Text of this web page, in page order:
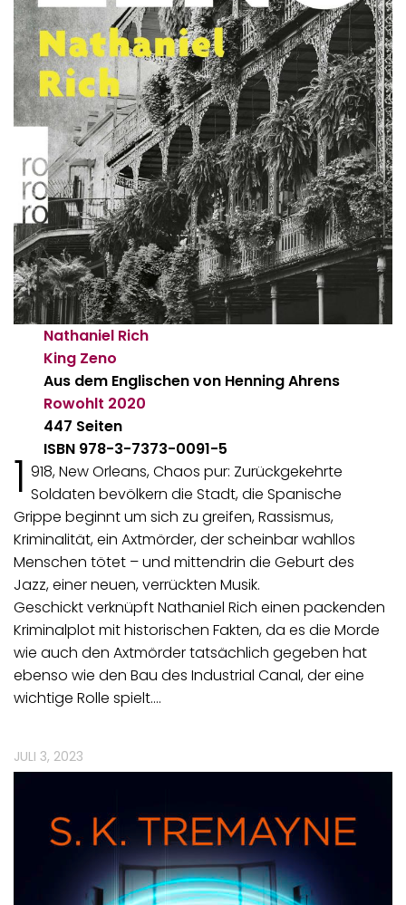
Nathaniel Rich
King Zeno
Aus dem Englischen von Henning Ahrens
Rowohlt 2020
447 Seiten
ISBN 978-3-7373-0091-5
1 918, New Orleans, Chaos pur: Zurückgekehrte
Soldaten bevölkern die Stadt, die Spanische
Grippe beginnt um sich zu greifen, Rassismus,
Kriminalität, ein Axtmörder, der scheinbar wahllos
Menschen tötet – und mittendrin die Geburt des
Jazz, einer neuen, verrückten Musik.
Geschickt verknüpft Nathaniel Rich einen packenden
Kriminalplot mit historischen Fakten, da es die Morde
wie auch den Axtmörder tatsächlich gegeben hat
ebenso wie den Bau des Industrial Canal, der eine
wichtige Rolle spielt.…
JULI 3, 2023